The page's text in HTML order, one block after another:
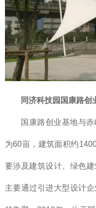
同济科技园 国康路创
国康路创业基地与
为60亩，建筑面积约
要涉及建筑设计、绿色
主要通过引进大型设计